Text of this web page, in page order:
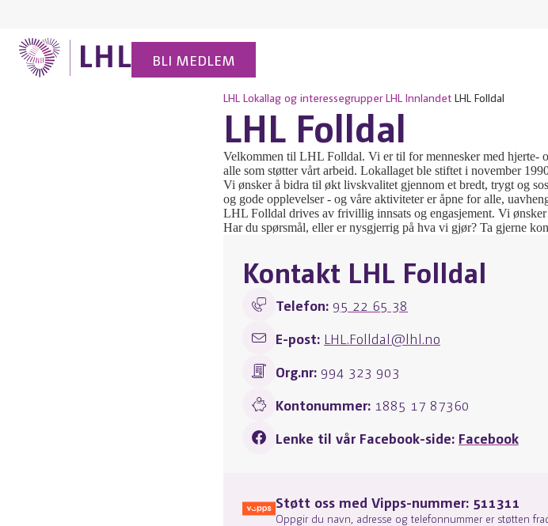
BLI MEDLEM
LHL Lokallag og interessegrupper LHL Innlandet LHL Folldal
LHL Folldal
Velkommen til LHL Folldal. Vi er til for mennesker med hjerte-
alle som støtter vårt arbeid. Lokallaget ble stiftet i november
Vi ønsker å bidra til økt livskvalitet gjennom et bredt, trygt og
og gode opplevelser - og våre aktiviteter er åpne for alle,
LHL Folldal drives av frivillig innsats og engasjement. Vi
Har du spørsmål, eller er nysgjerrig på hva vi gjør? Ta gjerne
Kontakt LHL Folldal
Telefon: 95 22 65 38
E-post: LHL.Folldal@lhl.no
Org.nr: 994 323 903
Kontonummer: 1885 17 87360
Lenke til vår Facebook-side: Facebook
Støtt oss med Vipps-nummer: 511311
Oppgir du navn, adresse og telefonnummer er støtten